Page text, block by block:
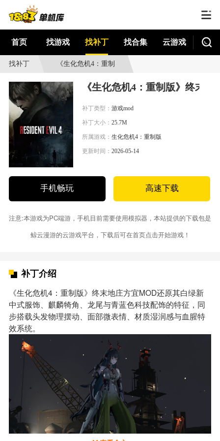
首页 找游戏 找补丁 找合集 云游戏
找补丁 《生化危机4：重制
版》终末地庄方宜
《生化危机4：重制版》终末
补丁类型：游戏mod
补丁大小：25.7M
所属游戏：生化危机4：重制版
更新时间：2026-05-14
手机畅玩 高速下载
注意:本游戏为PC端游，手机目前需要使用模拟器，本站提供的下载包是
鲸云漫游的云游戏平台，下载后可在首页点击开始游戏！
补丁介绍
《生化危机4：重制版》终末地庄方宜MOD还原其白绿新
中式服饰、麒麟犄角、龙尾与青蓝色科技配饰的特征，同
步搭载头发物理摆动、面部微表情、材质湿润感与血腥特
效系统。